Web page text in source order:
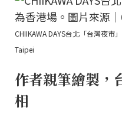
CHIIKAWA DAYS台北「台灣夜
Taipei
作者親筆繪製，
相